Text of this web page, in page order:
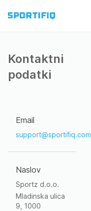
Kontaktni
podatki
Email
support@sportifiq.com
Naslov
Sportz d.o.o.
Mladinska ulica
9, 1000